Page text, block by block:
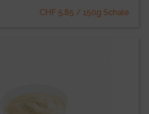
CHF 5.85 / 150g Schale